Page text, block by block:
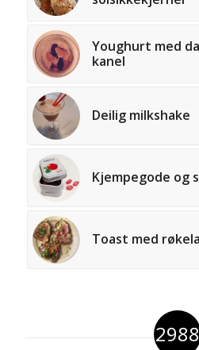
Youghurt med
kanel
Deilig milkshake
Kjempegode og
Toast med
2988